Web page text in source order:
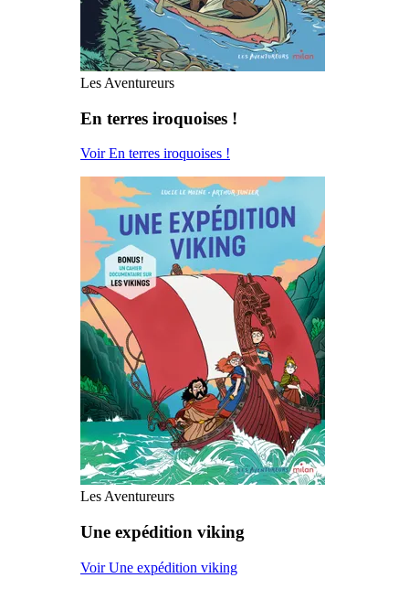
Les Aventureurs
En terres iroquoises !
Voir En terres iroquoises !
Les Aventureurs
Une expédition viking
Voir Une expédition viking